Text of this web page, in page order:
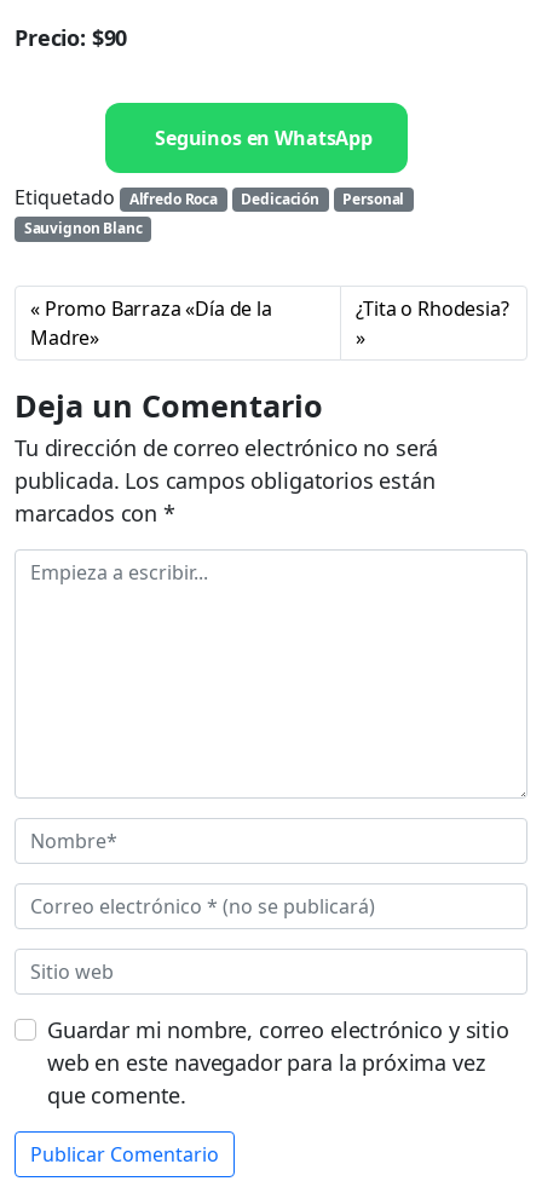
Precio: $90
Seguinos en WhatsApp
Etiquetado Alfredo Roca Dedicación
Personal
Sauvignon Blanc
Promo Barraza «Día de la
Madre»
¿Tita o Rhodesia?
Deja un Comentario
Tu dirección de correo electrónico no será
publicada. Los campos obligatorios están
marcados con *
Guardar mi nombre, correo electrónico y sitio
web en este navegador para la próxima vez
que comente.